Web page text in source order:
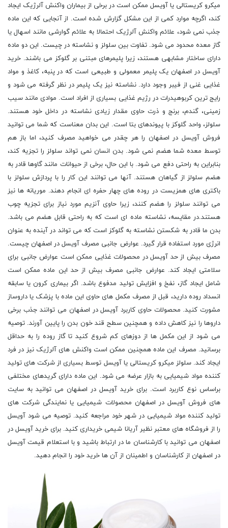
میکرو کریستالی یا آویسل ممکن است در برخی از بیماران واکنش آلرژیک ایجاد
کند، اگرچه موارد کمی از این مشکل گزارش شده است. از آنجایی که این ماده
جذب نمی شود، علائم واکنش آلرژیک احتمالا به علائم گوارشی مانند اسهال یا
گاز معده محدود می شود. تفاوت بین سلولز و نشاسته در چیست. این دو ماده
دارای ساختار مشابهی هستند، زیرا پلیمرهای مبتنی بر گلوکز می باشند. خرید
آویسل در اصفهان یک پلیمر معمولی و طبیعی است که در پنبه، کاغذ و مواد
غذایی غنی از فیبر وجود دارد. نشاسته نیز یک پلیمر در نظر گرفته می شود و
رایج ترین کربوهیدرات در رژیم غذایی بسیاری از افراد است. موادی مانند سیب
زمینی، گندم، برنج و ذرت حاوی مقدار زیادی نشاسته در داخل خود هستند.
سلولز، واحد گلوکز با پیوندهای بتا است. این بدان معناست که شما می توانید
فروش آویسل در اصفهان را هر چقدر می خواهید مصرف کنید، اما باز هم
توسط معده شما هضم نمی شود. بدن انسان نمی تواند سلولز را تجزیه کند،
بنابراین به راحتی دفع می شود. با این حال، برخی از حیوانات مانند گاوها قادر به
هضم سلولز از گیاهان هستند. آنها می توانند این کار را با پردازش سلولز با
باکتری های همزیست در روده های چهار حفره ای انجام دهند. موریانه ها نیز
می توانند سلولز را هضم کنند، زیرا حاوی آنزیم مورد نیاز برای تجزیه چوب
هستند.در مقایسه، نشاسته ماده ای است که به راحتی قابل هضم می باشد.
بدن ما قادر به شکستن نشاسته به گلوکز است که می تواند در آینده به عنوان
انرژی مورد استفاده قرار گیرد. عوارض جانبی مصرف آویسل در اصفهان چیست.
مصرف بیش از حد آویسل در محصولات غذایی ممکن است عوارض جانبی برای
سلامتی ایجاد کند. عوارض جانبی مصرف بیش از حد این ماده ممکن است
شامل ایجاد گاز، نفخ و افزایش تولید مدفوع باشد. اگر بیماری کرون یا سابقه
انسداد روده دارید، قبل از مصرف مکمل های حاوی این ماده با پزشک یا داروساز
مشورت کنید. محصولات حاوی کاربرد آویسل در اصفهان می توانند جذب برخی
داروها را نیز کاهش داده و همچنین سطح قند خون بدن را پایین آورند. توصیه
می شود از این مکمل ها از دوزهای کم شروع کنید تا گاز روده را به حداقل
برسانید. مصرف این ماده همچنین ممکن است واکنش های آلرژیک نیز در فرد
ایجاد کند. سلولز میکرو کریستالی یا آویسل توسط بسیاری از شرکت های تولید
کننده مواد شیمیایی به بازار عرضه می شود. این ماده دارای گریدهای مختلفی
براساس نوع کاربرد است. برای خرید آویسل در اصفهان می توانید به سایت
های فروش آویسل در اصفهان محصولات شیمیایی یا نمایندگی شرکت های
تولید کننده مواد شیمیایی در شهر خود مراجعه کنید. توصیه می شود آویسل
را از فروشگاه های معتبر نظیر آریانا شیمی خریداری کنید. برای خرید آویسل در
اصفهان می توانید با کارشناسان ما در ارتباط باشید و با استعلام قیمت آویسل
در اصفهان از کارشناسان و اطمینان از آن ها خرید خود را انجام دهید.